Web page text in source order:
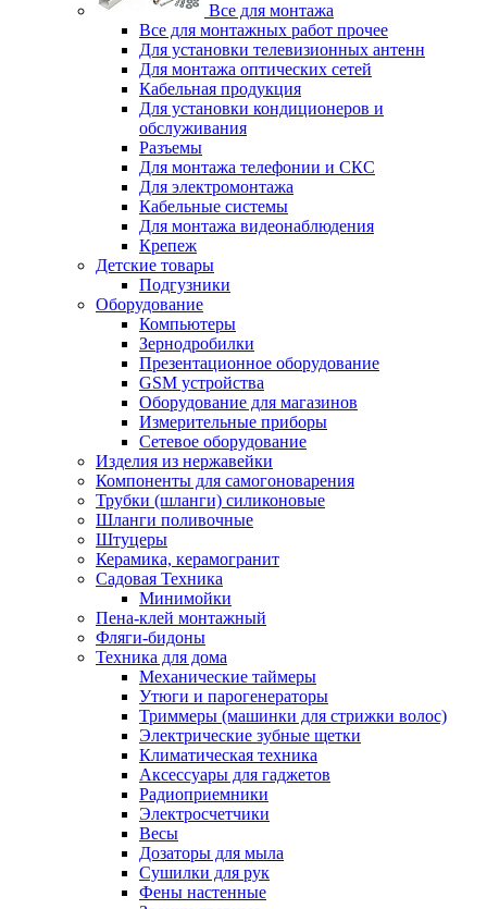
Все для монтажа
Все для монтажных работ прочее
Для установки телевизионных антенн
Для монтажа оптических сетей
Кабельная продукция
Для установки кондиционеров и
обслуживания
Разъемы
Для монтажа телефонии и СКС
Для электромонтажа
Кабельные системы
Для монтажа видеонаблюдения
Крепеж
Детские товары
Подгузники
Оборудование
Компьютеры
Зернодробилки
Презентационное оборудование
GSM устройства
Оборудование для магазинов
Измерительные приборы
Сетевое оборудование
Изделия из нержавейки
Компоненты для самогоноварения
Трубки (шланги) силиконовые
Шланги поливочные
Штуцеры
Керамика, керамогранит
Садовая Техника
Минимойки
Пена-клей монтажный
Фляги-бидоны
Техника для дома
Механические таймеры
Утюги и парогенераторы
Триммеры (машинки для стрижки волос)
Электрические зубные щетки
Климатическая техника
Аксессуары для гаджетов
Радиоприемники
Электросчетчики
Весы
Дозаторы для мыла
Сушилки для рук
Фены настенные